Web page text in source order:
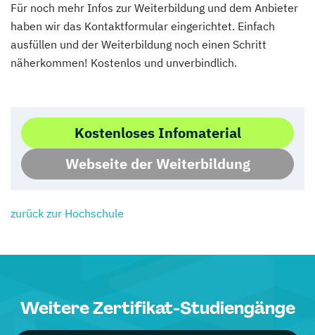
Für noch mehr Infos zur Weiterbildung und dem Anbieter
haben wir das Kontaktformular eingerichtet. Einfach
ausfüllen und der Weiterbildung noch einen Schritt
näherkommen! Kostenlos und unverbindlich.
Kostenloses Infomaterial
Webseite der Weiterbildung
zurück zur Hochschule
Weitere Zertifikat-Studiengänge